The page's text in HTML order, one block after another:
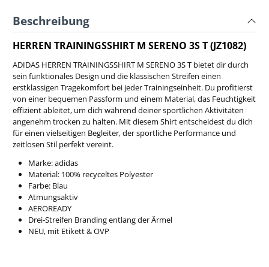
Beschreibung
HERREN TRAININGSSHIRT M SERENO 3S T (JZ1082)
ADIDAS HERREN TRAININGSSHIRT M SERENO 3S T bietet dir durch
sein funktionales Design und die klassischen Streifen einen
erstklassigen Tragekomfort bei jeder Trainingseinheit. Du profitierst
von einer bequemen Passform und einem Material, das Feuchtigkeit
effizient ableitet, um dich während deiner sportlichen Aktivitäten
angenehm trocken zu halten. Mit diesem Shirt entscheidest du dich
für einen vielseitigen Begleiter, der sportliche Performance und
zeitlosen Stil perfekt vereint.
Marke: adidas
Material: 100% recyceltes Polyester
Farbe: Blau
Atmungsaktiv
AEROREADY
Drei-Streifen Branding entlang der Ärmel
NEU, mit Etikett & OVP